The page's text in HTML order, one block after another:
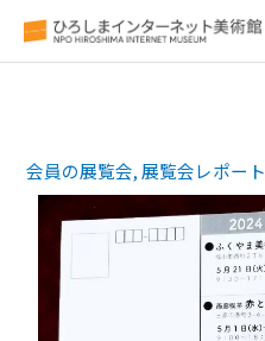
会員の展覧会,展覧会レポート